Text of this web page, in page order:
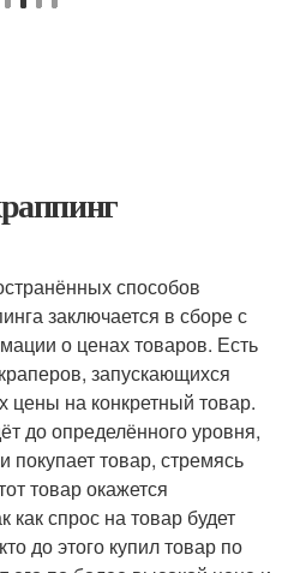
способов
заключается в сборе с
о ценах товаров. Есть
запускающихся
на конкретный товар.
до определённого уровня,
покупает товар, стремясь
товар окажется
спрос на товар будет
до этого купил товар по